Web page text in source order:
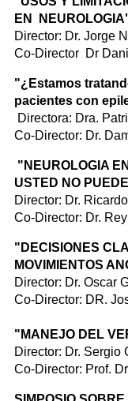
EN
Director: Dr. Jorge
Co-Director Dr
"¿Estamos
pacientes con
Directora: Dra.
Co-Director: Dr.
"NEUROLOGIA
USTED NO
Director: Dr.
Co-Director: Dr.
"DECISIONES
MOVIMIENTOS
Director: Dr. Oscar
Co-Director: DR.
"MANEJO DEL
Director: Dr. Sergio
Co-Director: Prof.